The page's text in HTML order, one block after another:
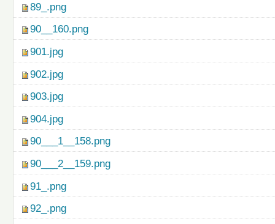
89_.png
90__160.png
901.jpg
902.jpg
903.jpg
904.jpg
90___1__158.png
90___2__159.png
91_.png
92_.png